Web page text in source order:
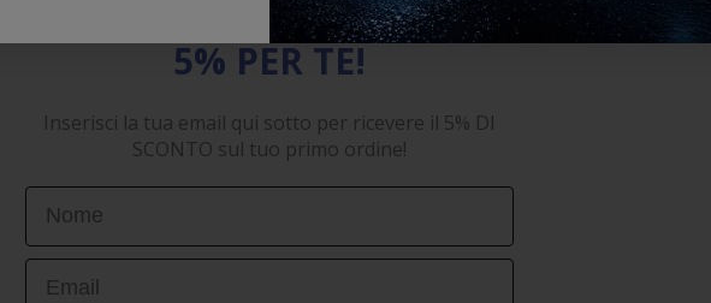
5% PER TE!
Inserisci la tua email qui sotto per ricevere il 5% DI
SCONTO sul tuo primo ordine!
First Name
Email